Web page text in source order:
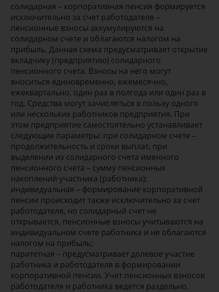
солидарная – корпоративная пенсия формируется
исключительно за счет работодателя –
пенсионные взносы аккумулируются на
солидарном счете и облагаются налогом на
прибыль. Данная схема предусматривает открытие
вкладчику (предприятию) солидарного
пенсионного счета. Взносы на него могут
вноситься единовременно, ежемесячно,
ежеквартально, один раз в полгода или один раз в
год. Средства могут зачисляться в пользу одного
или нескольких работников предприятия. При
этом предприятие самостоятельно устанавливает
следующие параметры: при солидарном счете –
продолжительность и сроки выплат, при
выделении из солидарного счета именного
пенсионного счета – сумму пенсионных
накоплений участника (работника);
индивидуальная – формирование корпоративной
пенсии происходит также исключительно за счет
работодателя, но солидарный счет не
открывается, пенсионные взносы учитываются на
индивидуальном счете работника и не облагаются
налогом на прибыль;
паритетная – предусматривает долевое участие
работника и работодателя в формировании
корпоративной пенсии. Учет пенсионных взносов
работодателя и работника ведется раздельно.